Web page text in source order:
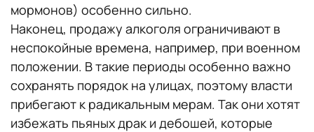
мормонов) особенно сильно.
Наконец, продажу алкоголя ограничивают в
неспокойные времена, например, при военном
положении. В такие периоды особенно важно
сохранять порядок на улицах, поэтому власти
прибегают к радикальным мерам. Так они хотят
избежать пьяных драк и дебошей, которые